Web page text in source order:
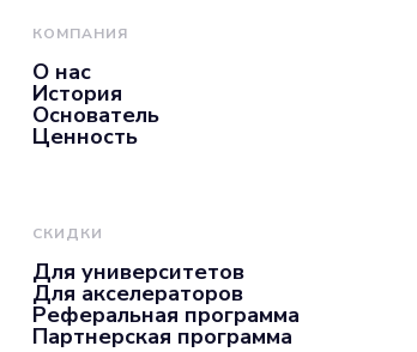
КОМПАНИЯ
О нас
История
Основатель
Ценность
СКИДКИ
Для университетов
Для акселераторов
Реферальная программа
Партнерская программа